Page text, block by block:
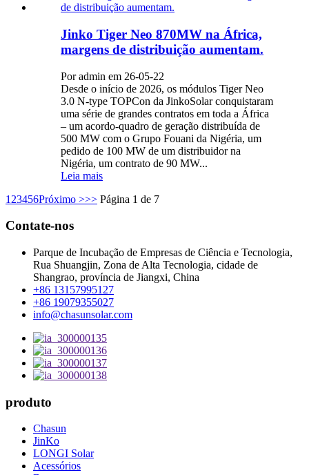
Jinko Tiger Neo 870MW na África,
margens de distribuição aumentam.
Por admin em 26-05-22
Desde o início de 2026, os módulos Tiger Neo
3.0 N-type TOPCon da JinkoSolar conquistaram
uma série de grandes contratos em toda a África
– um acordo-quadro de geração distribuída de
500 MW com o Grupo Fouani da Nigéria, um
pedido de 100 MW de um distribuidor na
Nigéria, um contrato de 90 MW...
Leia mais
1 23456Próximo >>> Página 1 de 7
Contate-nos
Parque de Incubação de Empresas de Ciência e Tecnologia,
Rua Shuangjin, Zona de Alta Tecnologia, cidade de
Shangrao, província de Jiangxi, China
+86 13157995127
+86 19079355027
info@chasunsolar.com
produto
Chasun
JinKo
LONGI Solar
Acessórios